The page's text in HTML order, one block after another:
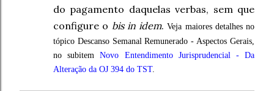
do pagamento daquelas verbas, sem que
configure o bis in idem.Veja maiores detalhes no
tópico Descanso Semanal Remunerado - Aspectos Gerais,
no subitemNovo Entendimento Jurisprudencial - Da
Alteração da OJ 394 do TST.